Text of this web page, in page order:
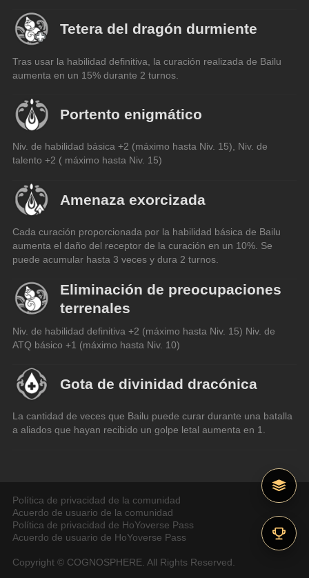
Tetera del dragón durmiente
Tras usar la habilidad definitiva, la curación realizada de Bailu
aumenta en un 15% durante 2 turnos.
Portento enigmático
Niv. de habilidad básica +2 (máximo hasta Niv. 15), Niv. de
talento +2 ( máximo hasta Niv. 15)
Amenaza exorcizada
Cada curación proporcionada por la habilidad básica de Bailu
aumenta el daño del receptor de la curación en un 10%. Se
puede acumular hasta 3 veces y dura 2 turnos.
Eliminación de preocupaciones
terrenales
Niv. de habilidad definitiva +2 (máximo hasta Niv. 15) Niv. de
ATQ básico +1 (máximo hasta Niv. 10)
Gota de divinidad dracónica
La cantidad de veces que Bailu puede curar durante una batalla
a aliados que hayan recibido un golpe letal aumenta en 1.
Política de privacidad de la comunidad
Acuerdo de usuario de la comunidad
Política de privacidad de HoYoverse Pass
Acuerdo de usuario de HoYoverse Pass
Copyright © COGNOSPHERE. All Rights Reserved.